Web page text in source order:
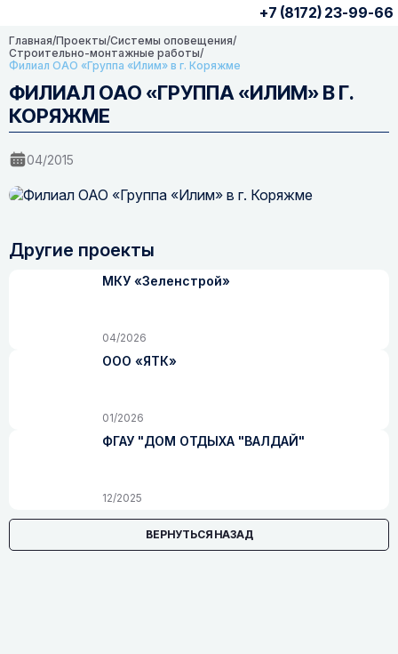
+7 (8172) 23-99-66
Главная/Проекты/Системы оповещения/
Строительно-монтажные работы/
Филиал ОАО «Группа «Илим» в г. Коряжме
ФИЛИАЛ ОАО «ГРУППА «ИЛИМ» В Г.
КОРЯЖМЕ
04/2015
Другие проекты
МКУ «Зеленстрой»
04/2026
ООО «ЯТК»
01/2026
ФГАУ "ДОМ ОТДЫХА "ВАЛДАЙ"
12/2025
ВЕРНУТЬСЯ НАЗАД